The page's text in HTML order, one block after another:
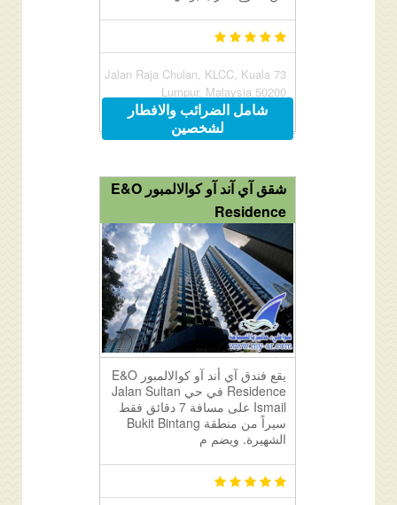
73 Jalan Raja Chulan, KLCC, Kuala
Lumpur, Malaysia 50200
شامل الضرائب والافطار
لشخصين
شقق آي آند آو كوالالمبور E&O
Residence
يقع فندق آي أند آو كوالالمبور E&O
Residence في حي Jalan Sultan
Ismail على مسافة 7 دقائق فقط
سيراً من منطقة Bukit Bintang
الشهيرة. ويضم م